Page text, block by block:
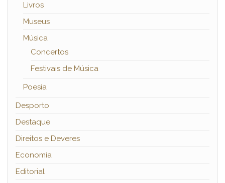
Livros
Museus
Música
Concertos
Festivais de Música
Poesia
Desporto
Destaque
Direitos e Deveres
Economia
Editorial